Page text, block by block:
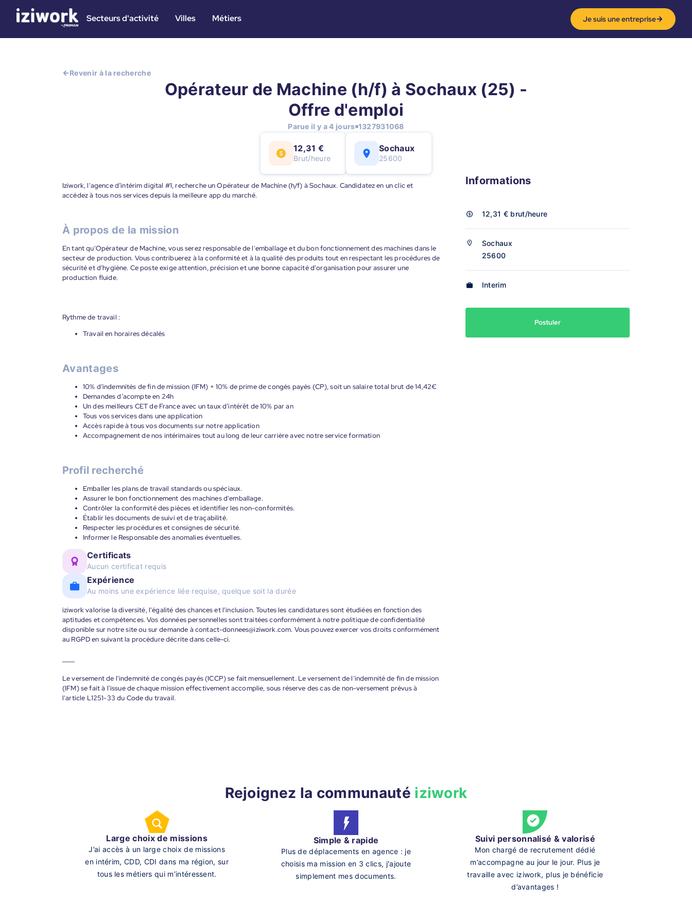
Secteurs d'activité Villes Métiers Je suis une entreprise
Revenir à la recherche
Opérateur de Machine (h/f) à Sochaux (25) -
Offre d'emploi
Parue il y a 4 jours 1327931068
12,31 €
Brut/heure
Sochaux
25600
Iziwork, l'agence d’intérim digital #1, recherche un Opérateur de Machine (h/f) à Sochaux. Candidatez en un clic et
accédez à tous nos services depuis la meilleure app du marché.
À propos de la mission
En tant qu'Opérateur de Machine, vous serez responsable de l'emballage et du bon fonctionnement des machines dans le
secteur de production. Vous contribuerez à la conformité et à la qualité des produits tout en respectant les procédures de
sécurité et d'hygiène. Ce poste exige attention, précision et une bonne capacité d'organisation pour assurer une
production fluide.
Rythme de travail :
Travail en horaires décalés
Avantages
10% d’indemnités de fin de mission (IFM) + 10% de prime de congés payés (CP), soit un salaire total brut de 14,42€
Demandes d’acompte en 24h
Un des meilleurs CET de France avec un taux d’intérêt de 10% par an
Tous vos services dans une application
Accès rapide à tous vos documents sur notre application
Accompagnement de nos intérimaires tout au long de leur carrière avec notre service formation
Profil recherché
Emballer les plans de travail standards ou spéciaux.
Assurer le bon fonctionnement des machines d'emballage.
Contrôler la conformité des pièces et identifier les non-conformités.
Établir les documents de suivi et de traçabilité.
Respecter les procédures et consignes de sécurité.
Informer le Responsable des anomalies éventuelles.
Certificats
Aucun certificat requis
Expérience
Au moins une expérience liée requise, quelque soit la durée
iziwork valorise la diversité, l'égalité des chances et l'inclusion. Toutes les candidatures sont étudiées en fonction des
aptitudes et compétences. Vos données personnelles sont traitées conformément à notre politique de confidentialité
disponible sur notre site ou sur demande à contact-donnees@iziwork.com. Vous pouvez exercer vos droits conformément
au RGPD en suivant la procédure décrite dans celle-ci.
Le versement de l'indemnité de congés payés (ICCP) se fait mensuellement. Le versement de l'indemnité de fin de mission
(IFM) se fait à l'issue de chaque mission effectivement accomplie, sous réserve des cas de non-versement prévus à
l'article L1251-33 du Code du travail.
Informations
12,31 € brut/heure
Sochaux
25600
Interim
Postuler
Rejoignez la communauté iziwork
Large choix de missions
J’ai accès à un large choix de missions
en intérim, CDD, CDI dans ma région, sur
tous les métiers qui m’intéressent.
Simple & rapide
Plus de déplacements en agence : je
choisis ma mission en 3 clics, j'ajoute
simplement mes documents.
Suivi personnalisé & valorisé
Mon chargé de recrutement dédié
m’accompagne au jour le jour. Plus je
travaille avec iziwork, plus je bénéficie
d’avantages !